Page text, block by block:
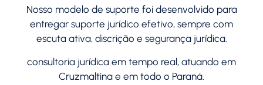
Nosso modelo de suporte foi desenvolvido para
entregar suporte jurídico efetivo, sempre com
escuta ativa, discrição e segurança jurídica.
consultoria jurídica em tempo real, atuando em
Cruzmaltina e em todo o Paraná